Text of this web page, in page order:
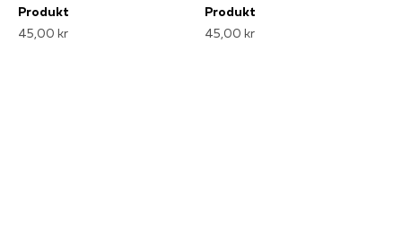
Produkt
45,00 kr
Produkt
45,00 kr